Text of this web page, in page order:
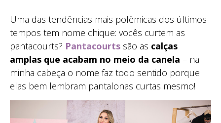
Uma das tendências mais polêmicas dos últimos
tempos tem nome chique: vocês curtem as
pantacourts? Pantacourts são as calças
amplas que acabam no meio da canela – na
minha cabeça o nome faz todo sentido porque
elas bem lembram pantalonas curtas mesmo!